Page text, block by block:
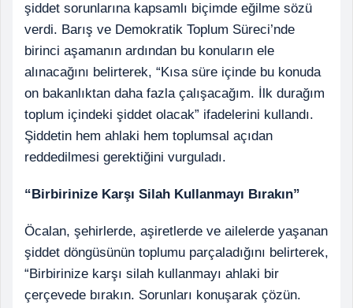
şiddet sorunlarına kapsamlı biçimde eğilme sözü
verdi. Barış ve Demokratik Toplum Süreci’nde
birinci aşamanın ardından bu konuların ele
alınacağını belirterek, “Kısa süre içinde bu konuda
on bakanlıktan daha fazla çalışacağım. İlk durağım
toplum içindeki şiddet olacak” ifadelerini kullandı.
Şiddetin hem ahlaki hem toplumsal açıdan
reddedilmesi gerektiğini vurguladı.
“Birbirinize Karşı Silah Kullanmayı Bırakın”
Öcalan, şehirlerde, aşiretlerde ve ailelerde yaşanan
şiddet döngüsünün toplumu parçaladığını belirterek,
“Birbirinize karşı silah kullanmayı ahlaki bir
çerçevede bırakın. Sorunları konuşarak çözün.